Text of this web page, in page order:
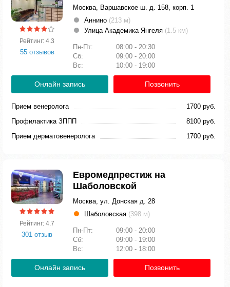
Рейтинг: 4.3
55 отзывов
Москва, Варшавское ш. д. 158, корп. 1
Аннино (213 м)
Улица Академика Янгеля (1.5 км)
Пн-Пт:
08:00 - 20:30
Сб:
09:00 - 20:00
Вс:
10:00 - 19:00
Онлайн запись Позвонить
Прием венеролога
1700 руб.
Профилактика ЗППП
8100 руб.
Прием дерматовенеролога
1700 руб.
Рейтинг: 4.7
301 отзыв
Евромедпрестиж на
Шаболовской
Москва, ул. Донская д. 28
Шаболовская (398 м)
Пн-Пт:
09:00 - 20:00
Сб:
09:00 - 19:00
Вс:
12:00 - 18:00
Онлайн запись Позвонить